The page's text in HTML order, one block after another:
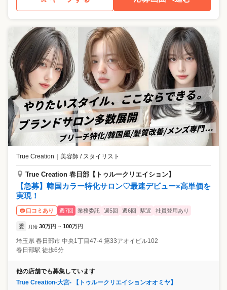
True Creation 美容師 / スタイリスト
True Creation 春日部【トゥルークリエイション】
【急募】韓国カラー特化サロン♡最速デビュー×高単価を
実現！
口コミあり 週7回 業務委託 週5回 週6回 駅近 社員登用あり
委 月給 30万円 ~ 100万円
埼玉県 春日部市 中央1丁目47-4 第33アオイビル102
春日部駅 徒歩6分
他の店舗でも募集しています
True Creation-大宮- 【トゥルークリエイションオオミヤ】